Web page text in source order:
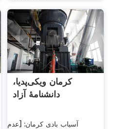
کرمان ویکی‌پدیا،
دانشنامهٔ آزاد
آسیاب بادی کرمان: [عدم